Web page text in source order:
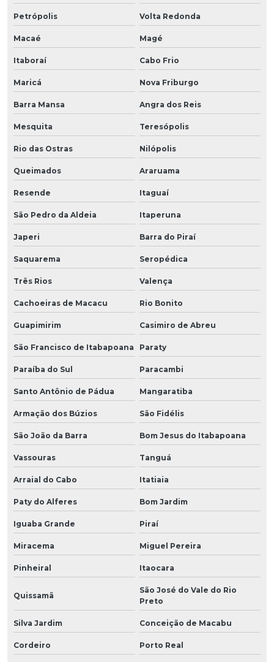
Petrópolis Volta Redonda
Macaé Magé
Itaboraí Cabo Frio
Maricá Nova Friburgo
Barra Mansa Angra dos Reis
Mesquita Teresópolis
Rio das Ostras Nilópolis
Queimados Araruama
Resende Itaguaí
São Pedro da Aldeia Itaperuna
Japeri Barra do Piraí
Saquarema Seropédica
Três Rios Valença
Cachoeiras de Macacu Rio Bonito
Guapimirim Casimiro de Abreu
São Francisco de Itabapoana Paraty
Paraíba do Sul Paracambi
Santo Antônio de Pádua Mangaratiba
Armação dos Búzios São Fidélis
São João da Barra Bom Jesus do Itabapoana
Vassouras Tanguá
Arraial do Cabo Itatiaia
Paty do Alferes Bom Jardim
Iguaba Grande Piraí
Miracema Miguel Pereira
Pinheiral Itaocara
Quissamã
São José do Vale do Rio
Preto
Silva Jardim Conceição de Macabu
Cordeiro Porto Real